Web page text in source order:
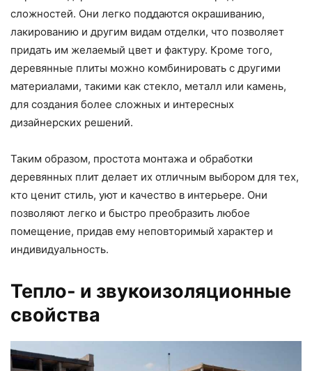
сложностей. Они легко поддаются окрашиванию,
лакированию и другим видам отделки, что позволяет
придать им желаемый цвет и фактуру. Кроме того,
деревянные плиты можно комбинировать с другими
материалами, такими как стекло, металл или камень,
для создания более сложных и интересных
дизайнерских решений.
Таким образом, простота монтажа и обработки
деревянных плит делает их отличным выбором для тех,
кто ценит стиль, уют и качество в интерьере. Они
позволяют легко и быстро преобразить любое
помещение, придав ему неповторимый характер и
индивидуальность.
Тепло- и звукоизоляционные
свойства